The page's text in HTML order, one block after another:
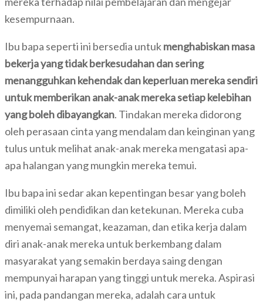
kesempurnaan.
Ibu bapa seperti ini bersedia untukmenghabiskan masa
bekerja yang tidak berkesudahan dan sering
menangguhkan kehendak dan keperluan mereka sendiri
untuk memberikan anak-anak mereka setiap kelebihan
yang boleh dibayangkan. Tindakan mereka didorong
oleh perasaan cinta yang mendalam dan keinginan yang
tulus untuk melihat anak-anak mereka mengatasi apa-
apa halangan yang mungkin mereka temui.
Ibu bapa ini sedar akan kepentingan besar yang boleh
dimiliki oleh pendidikan dan ketekunan. Mereka cuba
menyemai semangat, keazaman, dan etika kerja dalam
diri anak-anak mereka untuk berkembang dalam
masyarakat yang semakin berdaya saing dengan
mempunyai harapan yang tinggi untuk mereka. Aspirasi
ini, pada pandangan mereka, adalah cara untuk